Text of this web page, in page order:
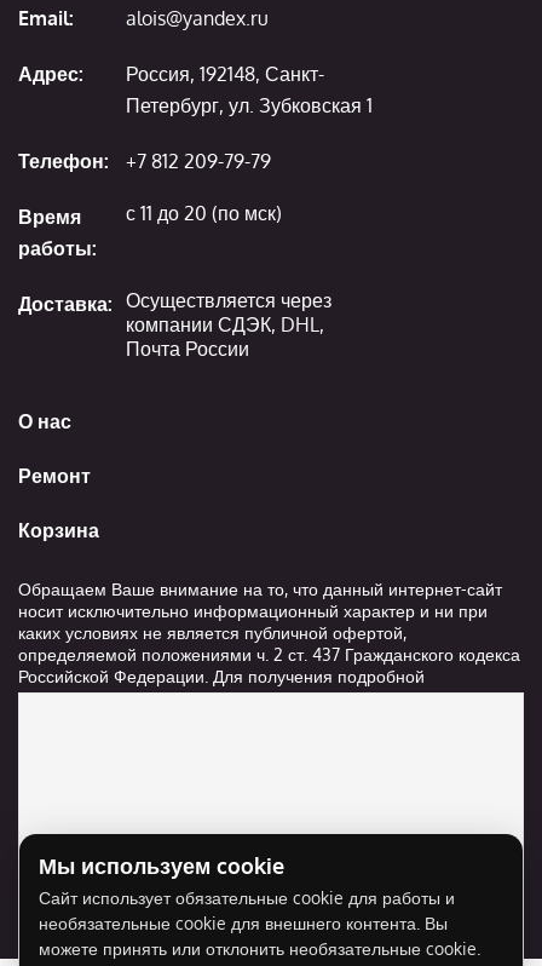
О нас
Ремонт
Корзина
Email: alois@yandex.ru
Адрес:
Россия, 192148, Санкт-
Петербург, ул. Зубковская 1
Телефон: +7 812 209-79-79
Время
работы:
с 11 до 20 (по мск)
Доставка: Осуществляется через
компании СДЭК, DHL,
Почта России
Обращаем Ваше внимание на то, что данный интернет-сайт
носит исключительно информационный характер и ни при
каких условиях не является публичной офертой,
определяемой положениями ч. 2 ст. 437 Гражданского кодекса
Российской Федерации. Для получения подробной
информации о стоимости и сроках выполнения услуг,
Для отображения карты нужно разрешить
использование cookie для внешнего контента.
Разрешить cookie
Мы используем cookie
Сайт использует обязательные cookie для работы и
необязательные cookie для внешнего контента. Вы
можете принять или отклонить необязательные cookie.